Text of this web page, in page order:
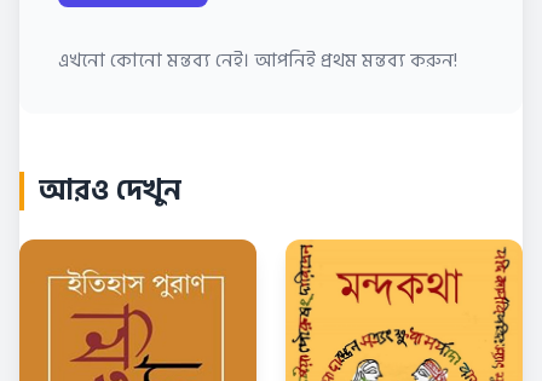
এখনো কোনো মন্তব্য নেই। আপনিই প্রথম মন্তব্য করুন!
আরও দেখুন